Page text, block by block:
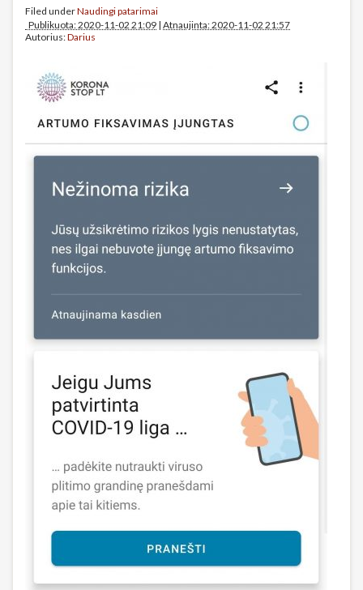
Filed underNaudingi patarimai
Publikuota: 2020-11-02 21:09 | Atnaujinta: 2020-11-02 21:57
Autorius:Darius